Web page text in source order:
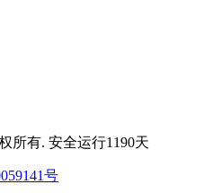
所有. 安全运行1190天
号